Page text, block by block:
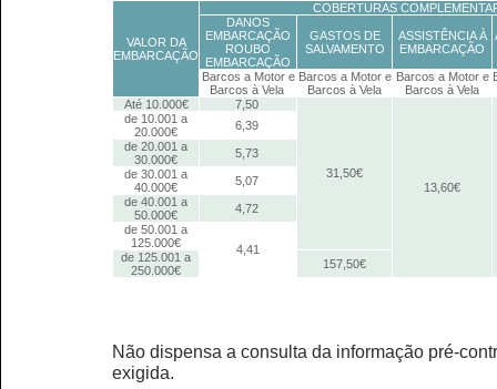
VALOR DA
EMBARCAÇÃO
COBERTURAS
DANOS
EMBARCAÇÃO
ROUBO
EMBARCAÇÃO
GASTOS DE
SALVAMENTO
ASSISTÊNCIA À
EMBARCAÇÃO
Barcos a Motor e
Barcos à Vela
Barcos a Motor e
Barcos à Vela
Barcos a Motor e
Barcos à Vela
Até 10.000€ 7,50
31,50€
13,60€
de 10.001 a
20.000€
6,39
de 20.001 a
30.000€
5,73
de 30.001 a
40.000€
5,07
de 40.001 a
50.000€
4,72
de 50.001 a
125.000€
4,41
de 125.001 a
250.000€
157,50€
Não dispensa a consulta da informação pré-
exigida.